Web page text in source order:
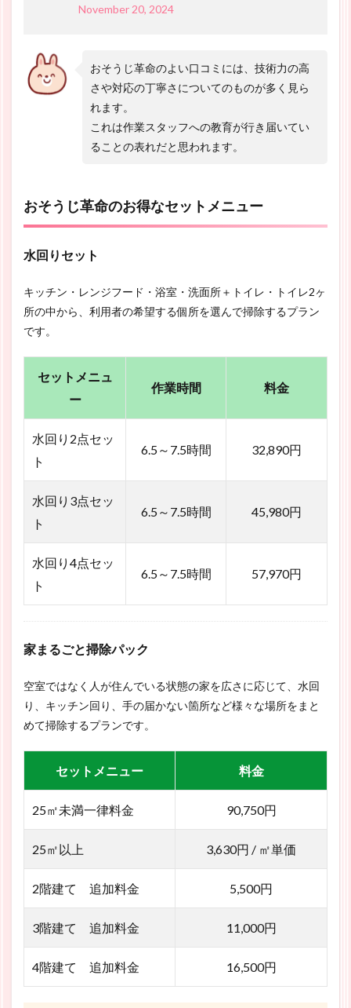
November 20, 2024
おそうじ革命のよい口コミには、技術力の高
さや対応の丁寧さについてのものが多く見ら
れます。
これは作業スタッフへの教育が行き届いてい
ることの表れだと思われます。
おそうじ革命のお得なセットメニュー
水回りセット
キッチン・レンジフード・浴室・洗面所＋トイレ・トイレ2ヶ
所の中から、利用者の希望する個所を選んで掃除するプラン
です。
セットメニュ
ー
作業時間 料金
水回り2点セッ
ト
6.5～7.5時間 32,890円
水回り3点セッ
ト
6.5～7.5時間 45,980円
水回り4点セッ
ト
6.5～7.5時間 57,970円
家まるごと掃除パック
空室ではなく人が住んでいる状態の家を広さに応じて、水回
り、キッチン回り、手の届かない箇所など様々な場所をまと
めて掃除するプランです。
セットメニュー 料金
25㎡未満一律料金 90,750円
25㎡以上 3,630円 / ㎡単価
2階建て 追加料金 5,500円
3階建て 追加料金 11,000円
4階建て 追加料金 16,500円